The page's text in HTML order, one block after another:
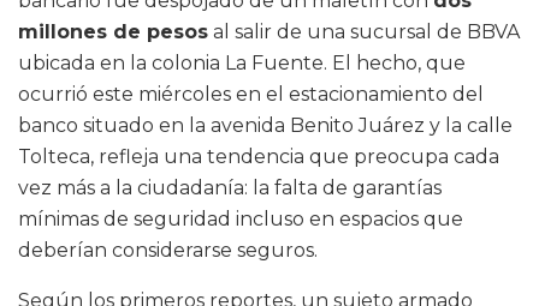
millones de pesos al salir de una sucursal de BBVA
ubicada en la colonia La Fuente. El hecho, que
ocurrió este miércoles en el estacionamiento del
banco situado en la avenida Benito Juárez y la calle
Tolteca, refleja una tendencia que preocupa cada
vez más a la ciudadanía: la falta de garantías
mínimas de seguridad incluso en espacios que
deberían considerarse seguros.
Según los primeros reportes, un sujeto armado